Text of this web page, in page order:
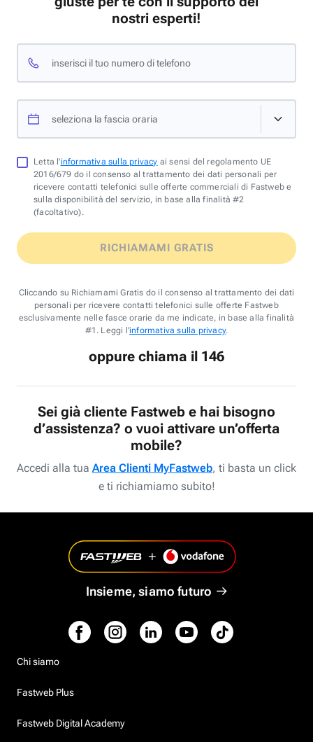
nostri esperti!
inserisci il tuo numero di telefono
seleziona la fascia oraria
Letta l'informativa sulla privacy ai sensi del regolamento UE
2016/679 do il consenso al trattamento dei dati personali per
ricevere contatti telefonici sulle offerte commerciali di Fastweb e
sulla disponibilità del servizio, in base alla finalità #2
(facoltativo).
RICHIAMAMI GRATIS
Cliccando su Richiamami Gratis do il consenso al trattamento dei dati
personali per ricevere contatti telefonici sulle offerte Fastweb
esclusivamente nelle fasce orarie da me indicate, in base alla finalità
#1. Leggi l'informativa sulla privacy.
oppure chiama il 146
Sei già cliente Fastweb e hai bisogno
d’assistenza? o vuoi attivare un’offerta
mobile?
Accedi alla tua Area Clienti MyFastweb, ti basta un click
e ti richiamiamo subito!
Insieme, siamo futuro
Chi siamo
Fastweb Plus
Fastweb Digital Academy